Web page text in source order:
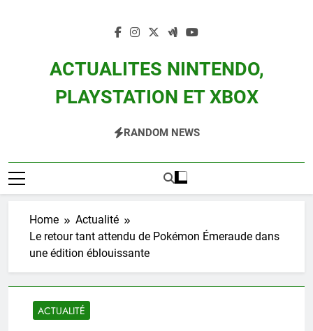
ACTUALITES NINTENDO,
PLAYSTATION ET XBOX
Zelda, Splatoon, Pokemon Entre Autres
RANDOM NEWS
Home
Actualité
Le retour tant attendu de Pokémon Émeraude dans
une édition éblouissante
ACTUALITÉ